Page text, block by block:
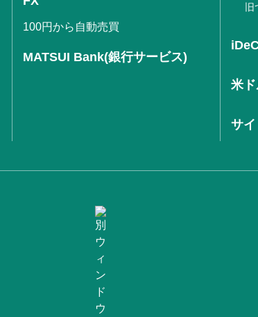
100円から自動売買
MATSUI Bank(銀行サービス)
米
サ